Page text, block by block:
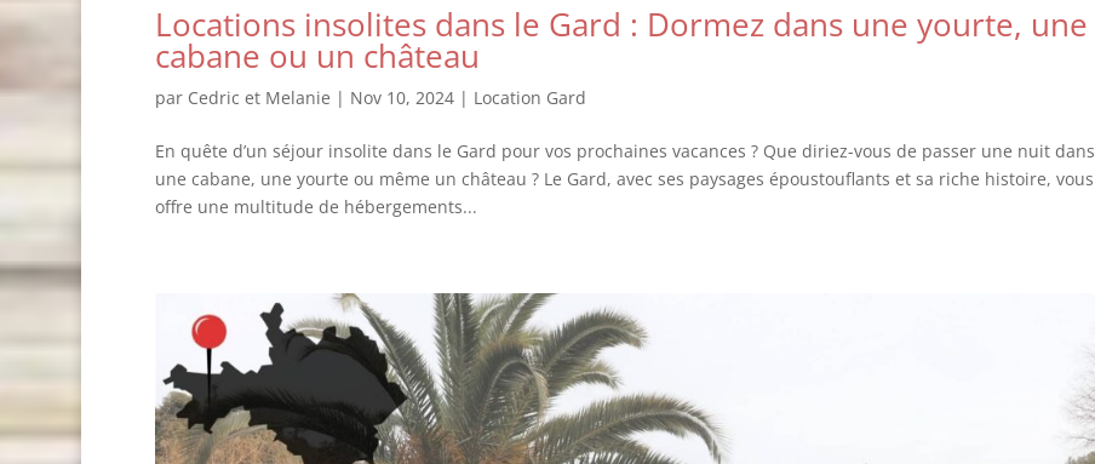
Locations insolites dans le Gard : Dormez dans une yourte, une
cabane ou un château
par Cedric et Melanie | Nov 10, 2024| Location Gard
En quête d’un séjour insolite dans le Gard pour vos prochaines vacances ? Que diriez-vous de passer une nuit dans
une cabane, une yourte ou même un château ? Le Gard, avec ses paysages époustouflants et sa riche histoire, vous
offre une multitude de hébergements...